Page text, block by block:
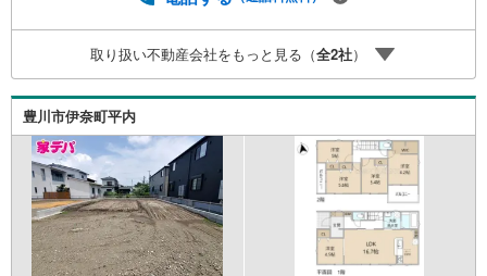
ます。・キッズスペース用意しております。ぜひご家族そ
ろってご来場ください。・営業時間 午前9時00分～午後6時
30分 （定休日:水曜日）この時間帯はお電話でのお問い合
わせがスムーズにご案内できます。右下の電話ボタンをタ
ッチ！もしくはお気軽にお電話ください。
取り扱い不動産会社をもっと見る（全2社）
豊川市伊奈町平内